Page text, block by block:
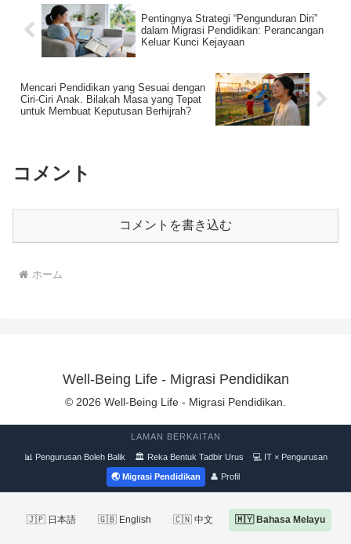
Pentingnya Strategi “Pengunduran Diri”
dalam Migrasi Pendidikan: Perancangan
Keluar Kunci Kejayaan
Mencari Pendidikan yang Sesuai dengan
Ciri-Ciri Anak. Bilakah Masa yang Tepat
untuk Membuat Keputusan Berhijrah?
コメント
コメントを書き込む
ホーム
Well-Being Life - Migrasi Pendidikan
© 2026 Well-Being Life - Migrasi Pendidikan.
LAMAN BERKAITAN
📊 Pengurusan Boleh Balik 🏛 Reka Bentuk Tadbir Urus 💻 IT × Pengurusan
🌏 Migrasi Pendidikan 👤 Profil
🇯🇵 日本語 🇬🇧 English 🇨🇳 中文 🇲🇾 Bahasa Melayu